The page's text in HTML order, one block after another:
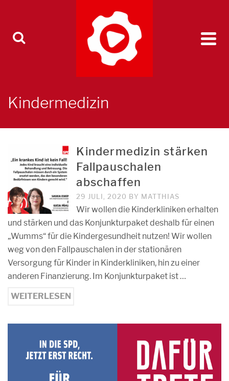
Kindermedizin
Kindermedizin stärken
Fallpauschalen
abschaffen
29 JULI, 2020 BY MATTHIAS
Wir wollen die Kinderkliniken erhalten
und stärken und das Konjunkturpaket deshalb für einen
„Wumms“ für die Kindergesundheit nutzen! Wir wollen
weg von den Fallpauschalen in der stationären
Versorgung für Kinder in Kinderkliniken, hin zu einer
anderen Finanzierung. Im Konjunkturpaket ist …
WEITERLESEN